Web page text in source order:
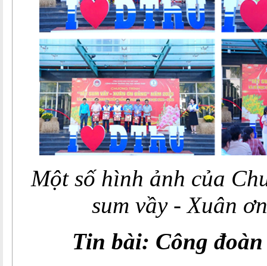
Một số hình ảnh của
sum vầy - Xuân
Tin bài: Công